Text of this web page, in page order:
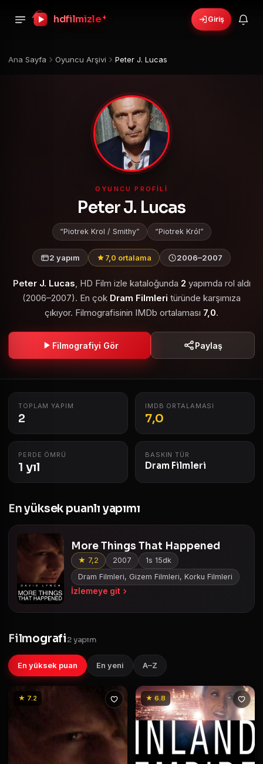
hdfilmizle + Giriş
Ana Sayfa Oyuncu Arşivi Peter J. Lucas
OYUNCU PROFILI
Peter J. Lucas
Piotrek Krol / Smithy Piotrek Król
2 yapım 7,0 ortalama 2006–2007
Peter J. Lucas, HD Film izle kataloğunda 2 yapımda rol aldı
(2006–2007). En çok Dram Filmleri türünde karşımıza
çıkıyor. Filmografisinin IMDb ortalaması 7,0.
Filmografiyi Gör Paylaş
TOPLAM YAPIM
2
IMDB ORTALAMASI
7,0
PERDE ÖMRÜ
1 yıl
BASKIN TÜR
Dram Filmleri
En yüksek puanlı yapımı
More Things That Happened
★ 7,2 2007
1s 15dk
Dram Filmleri, Gizem Filmleri, Korku Filmleri
İzlemeye git
Filmografi2 yapım
En yüksek puan En yeni A–Z
★ 7.2 ★ 6.8